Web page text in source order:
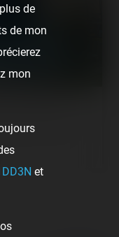
nous la croisons,
de
de mon
mon
et